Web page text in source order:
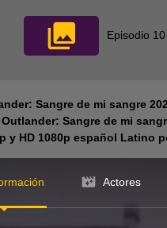
Episodio 10
Sangre de mi sangre
Sangre de mi
y HD 1080p español Latino
Actores